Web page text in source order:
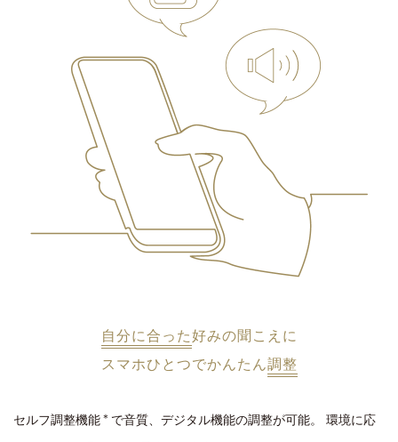
自分に合った好みの聞こえに
スマホひとつでかんたん調整
セルフ調整機能 ＊ で音質、デジタル機能の調整が可能。 環境に応